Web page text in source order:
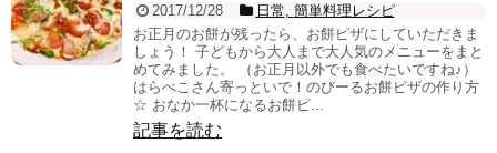
2017/12/28 日常 簡単料理レシピ
お正月のお餅が残ったら、お餅ピザにしていただきま
しょう！ 子どもから大人まで大人気のメニューをまと
めてみました。 （お正月以外でも食べたいですね♪）
はらぺこさん寄っといで！のびーるお餅ピザの作り方
☆ おなか一杯になるお餅ピ...
記事を読む